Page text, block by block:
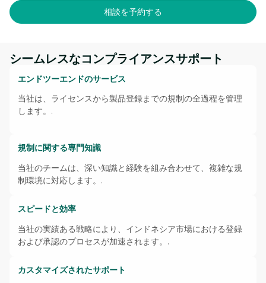
相談を予約する
シームレスなコンプライアンスサポート
エンドツーエンドのサービス
当社は、ライセンスから製品登録までの規制の全過程を管理
します。.
規制に関する専門知識
当社のチームは、深い知識と経験を組み合わせて、複雑な規
制環境に対応します。.
スピードと効率
当社の実績ある戦略により、インドネシア市場における登録
および承認のプロセスが加速されます。.
カスタマイズされたサポート